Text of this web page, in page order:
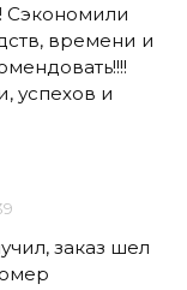
времени и
успехов и
заказ шел